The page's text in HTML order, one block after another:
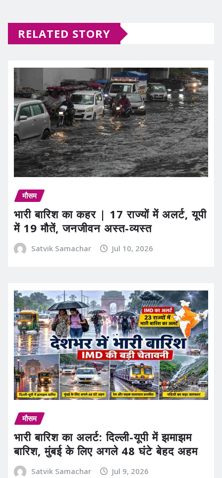
RELATED STORY
मौसम
भारी बारिश का कहर | 17 राज्यों में अलर्ट, यूपी
में 19 मौतें, जनजीवन अस्त-व्यस्त
Satvik Samachar Jul 10, 2026
मौसम
भारी बारिश का अलर्ट: दिल्ली-यूपी में झमाझम
बारिश, मुंबई के लिए अगले 48 घंटे बेहद अहम
Satvik Samachar Jul 9, 2026